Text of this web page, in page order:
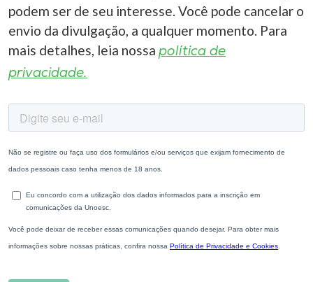
podem ser de seu interesse. Você pode cancelar o
envio da divulgação, a qualquer momento. Para
mais detalhes, leia nossa política de
privacidade.